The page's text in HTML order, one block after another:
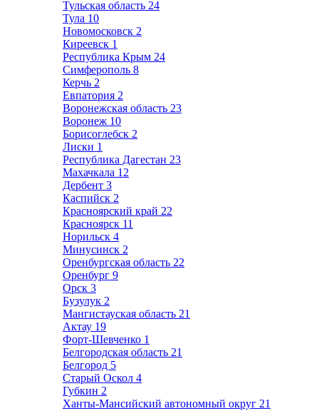
Тульская область 24
Тула 10
Новомосковск 2
Киреевск 1
Республика Крым 24
Симферополь 8
Керчь 2
Евпатория 2
Воронежская область 23
Воронеж 10
Борисоглебск 2
Лиски 1
Республика Дагестан 23
Махачкала 12
Дербент 3
Каспийск 2
Красноярский край 22
Красноярск 11
Норильск 4
Минусинск 2
Оренбургская область 22
Оренбург 9
Орск 3
Бузулук 2
Мангистауская область 21
Актау 19
Форт-Шевченко 1
Белгородская область 21
Белгород 5
Старый Оскол 4
Губкин 2
Ханты-Мансийский автономный округ 21